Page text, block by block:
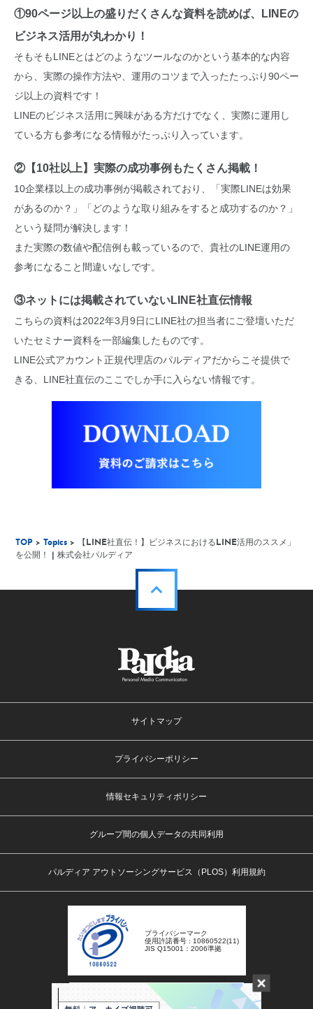
①90ページ以上の盛りだくさんな資料を読めば、LINEの
ビジネス活用が丸わかり！
そもそもLINEとはどのようなツールなのかという基本的な内容
から、実際の操作方法や、運用のコツまで入ったたっぷり90ペー
ジ以上の資料です！
LINEのビジネス活用に興味がある方だけでなく、実際に運用し
ている方も参考になる情報がたっぷり入っています。
②【10社以上】実際の成功事例もたくさん掲載！
10企業様以上の成功事例が掲載されており、「実際LINEは効果
があるのか？」「どのような取り組みをすると成功するのか？」
という疑問が解決します！
また実際の数値や配信例も載っているので、貴社のLINE運用の
参考になること間違いなしです。
③ネットには掲載されていないLINE社直伝情報
こちらの資料は2022年3月9日にLINE社の担当者にご登壇いただ
いたセミナー資料を一部編集したものです。
LINE公式アカウント正規代理店のパルディアだからこそ提供で
きる、LINE社直伝のここでしか手に入らない情報です。
TOP >Topics > 【LINE社直伝！】ビジネスにおけるLINE活用のススメ」
を公開！ | 株式会社パルディア
サイトマップ
プライバシーポリシー
情報セキュリティポリシー
グループ間の個人データの共同利用
パルディア アウトソーシングサービス（PLOS）利用規約
プライバシーマーク
使用許諾番号 : 10860522(11)
JIS Q15001：2006準拠